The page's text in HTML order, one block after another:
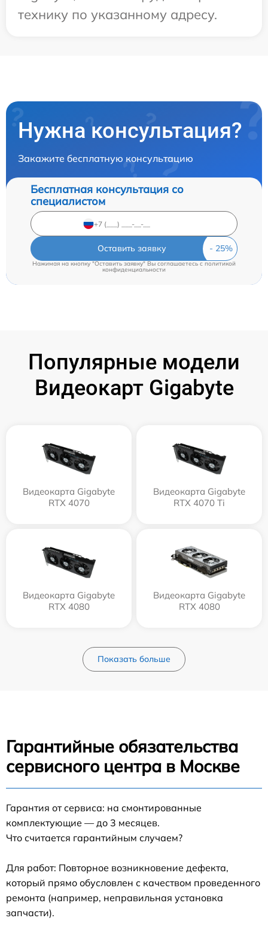
технику по указанному адресу.
Нужна консультация?
Закажите бесплатную консультацию
Бесплатная консультация со
специалистом
Оставить заявку
Нажимая на кнопку "Оставить заявку" Вы соглашаетесь c политикой
конфиденциальности
Популярные модели
Видеокарт Gigabyte
Видеокарта Gigabyte
RTX 4070
Видеокарта Gigabyte
RTX 4070 Ti
Видеокарта Gigabyte
RTX 4080
Видеокарта Gigabyte
RTX 4080
Показать больше
Гарантийные обязательства
сервисного центра в Москве
Гарантия от сервиса: на смонтированные
комплектующие — до 3 месяцев.
Что считается гарантийным случаем?
Для работ: Повторное возникновение дефекта,
который прямо обусловлен с качеством проведенного
ремонта (например, неправильная установка
запчасти).